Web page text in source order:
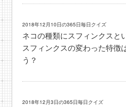
2018年12月10日の365日毎日クイズ
ネコの種類にスフィンクスと
スフィンクスの変わった特徴
う？
2018年12月3日の365日毎日クイズ